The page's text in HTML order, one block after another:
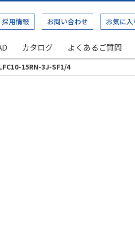
採用情報 お問い合わせ お気に入
カタログ よくあるご質問
15RN-3J-SF1/4